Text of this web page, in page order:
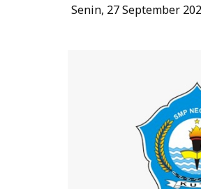
Senin, 27 September